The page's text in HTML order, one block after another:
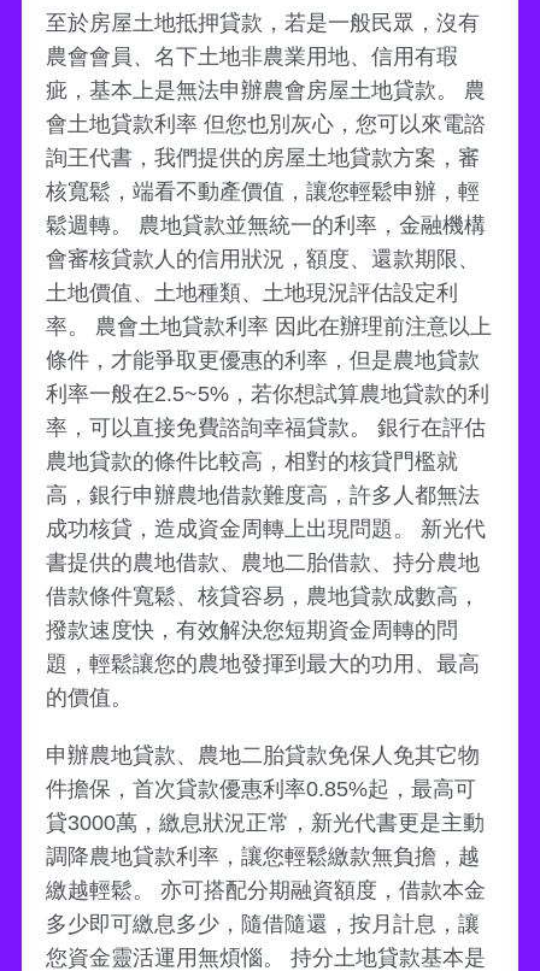
至於房屋土地抵押貸款，若是一般民眾，沒有
農會會員、名下土地非農業用地、信用有瑕
疵，基本上是無法申辦農會房屋土地貸款。 農
會土地貸款利率 但您也別灰心，您可以來電諮
詢王代書，我們提供的房屋土地貸款方案，審
核寬鬆，端看不動產價值，讓您輕鬆申辦，輕
鬆週轉。 農地貸款並無統一的利率，金融機構
會審核貸款人的信用狀況，額度、還款期限、
土地價值、土地種類、土地現況評估設定利
率。 農會土地貸款利率 因此在辦理前注意以上
條件，才能爭取更優惠的利率，但是農地貸款
利率一般在2.5~5%，若你想試算農地貸款的利
率，可以直接免費諮詢幸福貸款。 銀行在評估
農地貸款的條件比較高，相對的核貸門檻就
高，銀行申辦農地借款難度高，許多人都無法
成功核貸，造成資金周轉上出現問題。 新光代
書提供的農地借款、農地二胎借款、持分農地
借款條件寬鬆、核貸容易，農地貸款成數高，
撥款速度快，有效解決您短期資金周轉的問
題，輕鬆讓您的農地發揮到最大的功用、最高
的價值。
申辦農地貸款、農地二胎貸款免保人免其它物
件擔保，首次貸款優惠利率0.85%起，最高可
貸3000萬，繳息狀況正常，新光代書更是主動
調降農地貸款利率，讓您輕鬆繳款無負擔，越
繳越輕鬆。 亦可搭配分期融資額度，借款本金
多少即可繳息多少，隨借隨還，按月計息，讓
您資金靈活運用無煩惱。 持分土地貸款基本是